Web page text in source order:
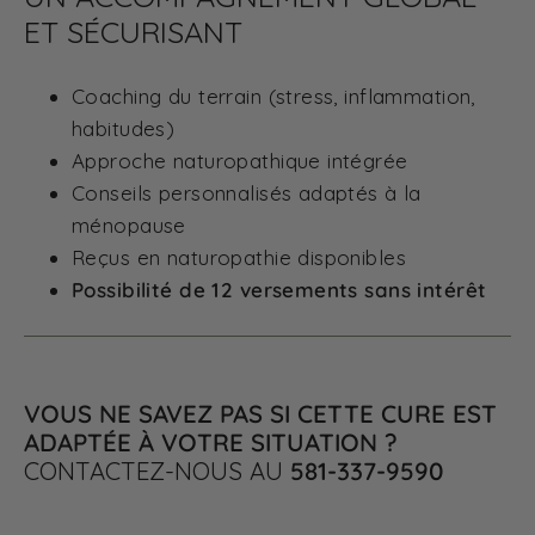
ET SÉCURISANT
Coaching du terrain (stress, inflammation,
habitudes)
Approche naturopathique intégrée
Conseils personnalisés adaptés à la
ménopause
Reçus en naturopathie disponibles
Possibilité de 12 versements sans intérêt
VOUS NE SAVEZ PAS SI CETTE CURE EST
ADAPTÉE À VOTRE SITUATION ?
CONTACTEZ-NOUS AU 581-337-9590